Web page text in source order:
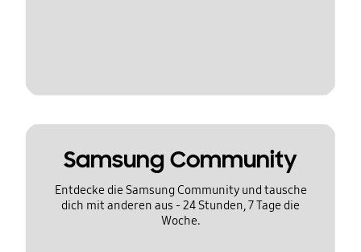
Samsung Community
Entdecke die Samsung Community und tausche
dich mit anderen aus - 24 Stunden, 7 Tage die
Woche.